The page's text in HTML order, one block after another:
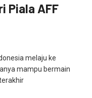
Piala AFF
melaju ke
mampu bermain